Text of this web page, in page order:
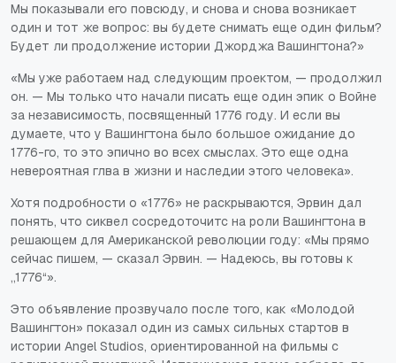
Мы показывали его повсюду, и снова и снова возникает
один и тот же вопрос: вы будете снимать еще один фильм?
Будет ли продолжение истории Джорджа Вашингтона?»
«Мы уже работаем над следующим проектом, — продолжил
он. — Мы только что начали писать еще один эпик о Войне
за независимость, посвященный 1776 году. И если вы
думаете, что у Вашингтона было большое ожидание до
1776-го, то это эпично во всех смыслах. Это еще одна
невероятная глва в жизни и наследии этого человека».
Хотя подробности о «1776» не раскрываются, Эрвин дал
понять, что сиквел сосредоточитс на роли Вашингтона в
решающем для Американской революции году: «Мы прямо
сейчас пишем, — сказал Эрвин. — Надеюсь, вы готовы к
„1776“».
Это объявление прозвучало после того, как «Молодой
Вашингтон» показал один из самых сильных стартов в
истории Angel Studios, ориентированной на фильмы с